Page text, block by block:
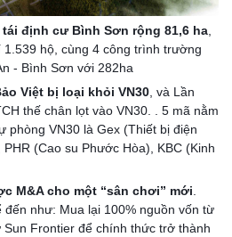
định cư Bình Sơn rộng 81,6 ha,
hộ, cùng 4 công trình trường
- Bình Sơn với 282ha
Việt bị loại khỏi VN30, và Lần
thế chân lọt vào VN30. . 5 mã nằm
phòng VN30 là Gex (Thiết bị điện
(Cao su Phước Hòa), KBC (Kinh
M&A cho một “sân chơi” mới.
như: Mua lại 100% nguồn vốn từ
Frontier để chính thức trở thành